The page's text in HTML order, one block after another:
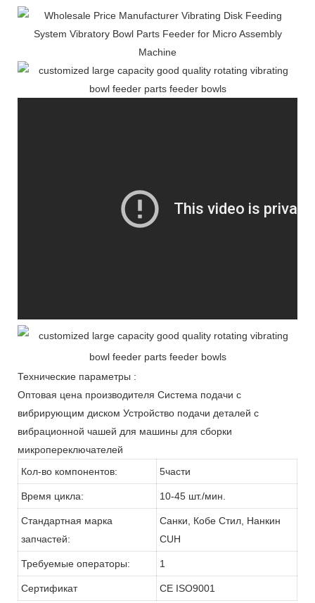
Технические параметры :
Оптовая цена производителя Система подачи с
вибрирующим диском Устройство подачи деталей с
вибрационной чашей для машины для сборки
микропереключателей
Кол-во компонентов:
5части
Время цикла: 10-45 шт./мин.
Стандартная марка
запчастей:
Санки, Кобе Стил, Нанкин
CUH
Требуемые операторы: 1
Сертификат CE ISO9001